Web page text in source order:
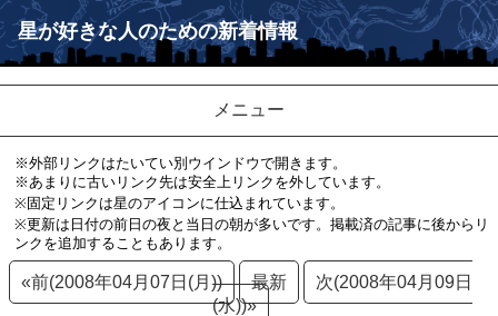
星が好きな人のための新着情報
メニュー
※外部リンクはたいてい別ウインドウで開きます。
※あまりに古いリンク先は安全上リンクを外しています。
※固定リンクは星のアイコンに仕込まれています。
※更新は日付の前日の夜と当日の朝が多いです。掲載済の記事に後からリ
ンクを追加することもあります。
«前(2008年04月07日(月)) 最新
次(2008年04月09日
(水))»